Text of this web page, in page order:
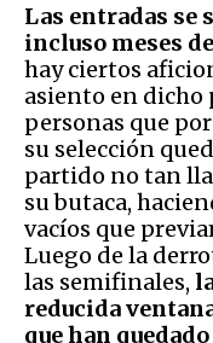
Las entradas se
incluso meses
hay ciertos
asiento en dicho
personas que
su selección
partido no tan
su butaca,
vacíos que
Luego de la
las semifinales,
reducida
que han